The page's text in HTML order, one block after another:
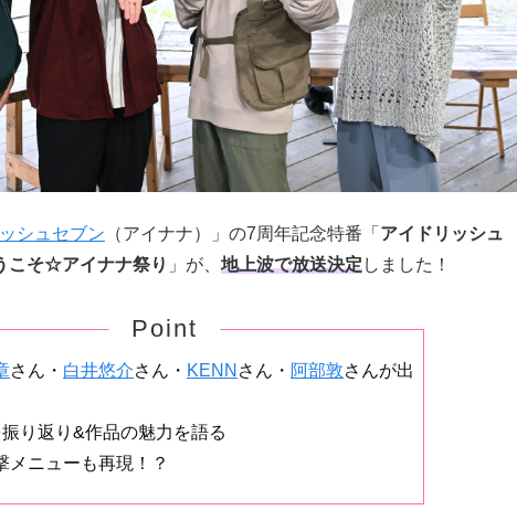
シュセブン （アイナナ）」の7周年記念特番「 アイドリッシュ
こそ☆アイナナ祭り 」が、 地上波で放送決定しました！
Point
さん・ 白井悠介さん・ KENN さん・ 阿部敦さんが出
り返り&作品の魅力を語る
メニューも再現！？